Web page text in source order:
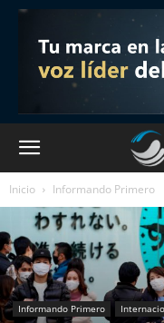
Inicio Informando Primero
Informando Primero